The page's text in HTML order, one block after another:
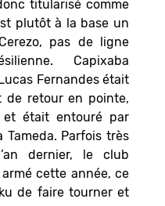
titularisé comme
plutôt à la base un
pas de ligne
Capixaba
Fernandes était
de retour en pointe,
et était entouré par
Parfois très
dernier, le club
cette année, ce
de faire tourner et